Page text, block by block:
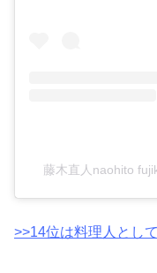
藤木直人naohito
>>14位は料理人とし